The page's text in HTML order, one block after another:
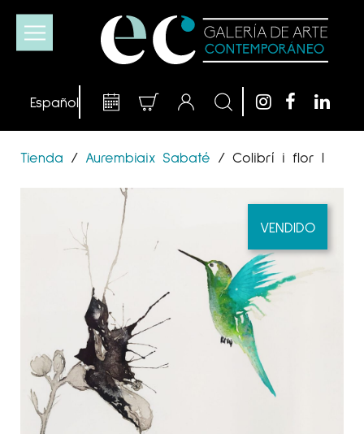
Tienda / Aurembiaix Sabaté / Colibrí i flor I
VENDIDO